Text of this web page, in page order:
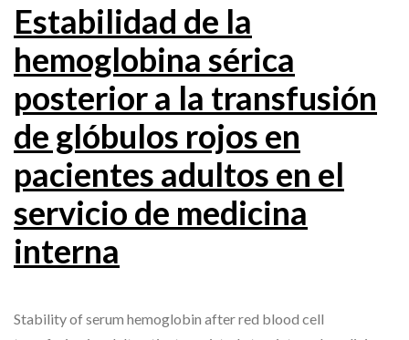
Estabilidad de la
hemoglobina sérica
posterior a la transfusión
de glóbulos rojos en
pacientes adultos en el
servicio de medicina
interna
Stability of serum hemoglobin after red blood cell